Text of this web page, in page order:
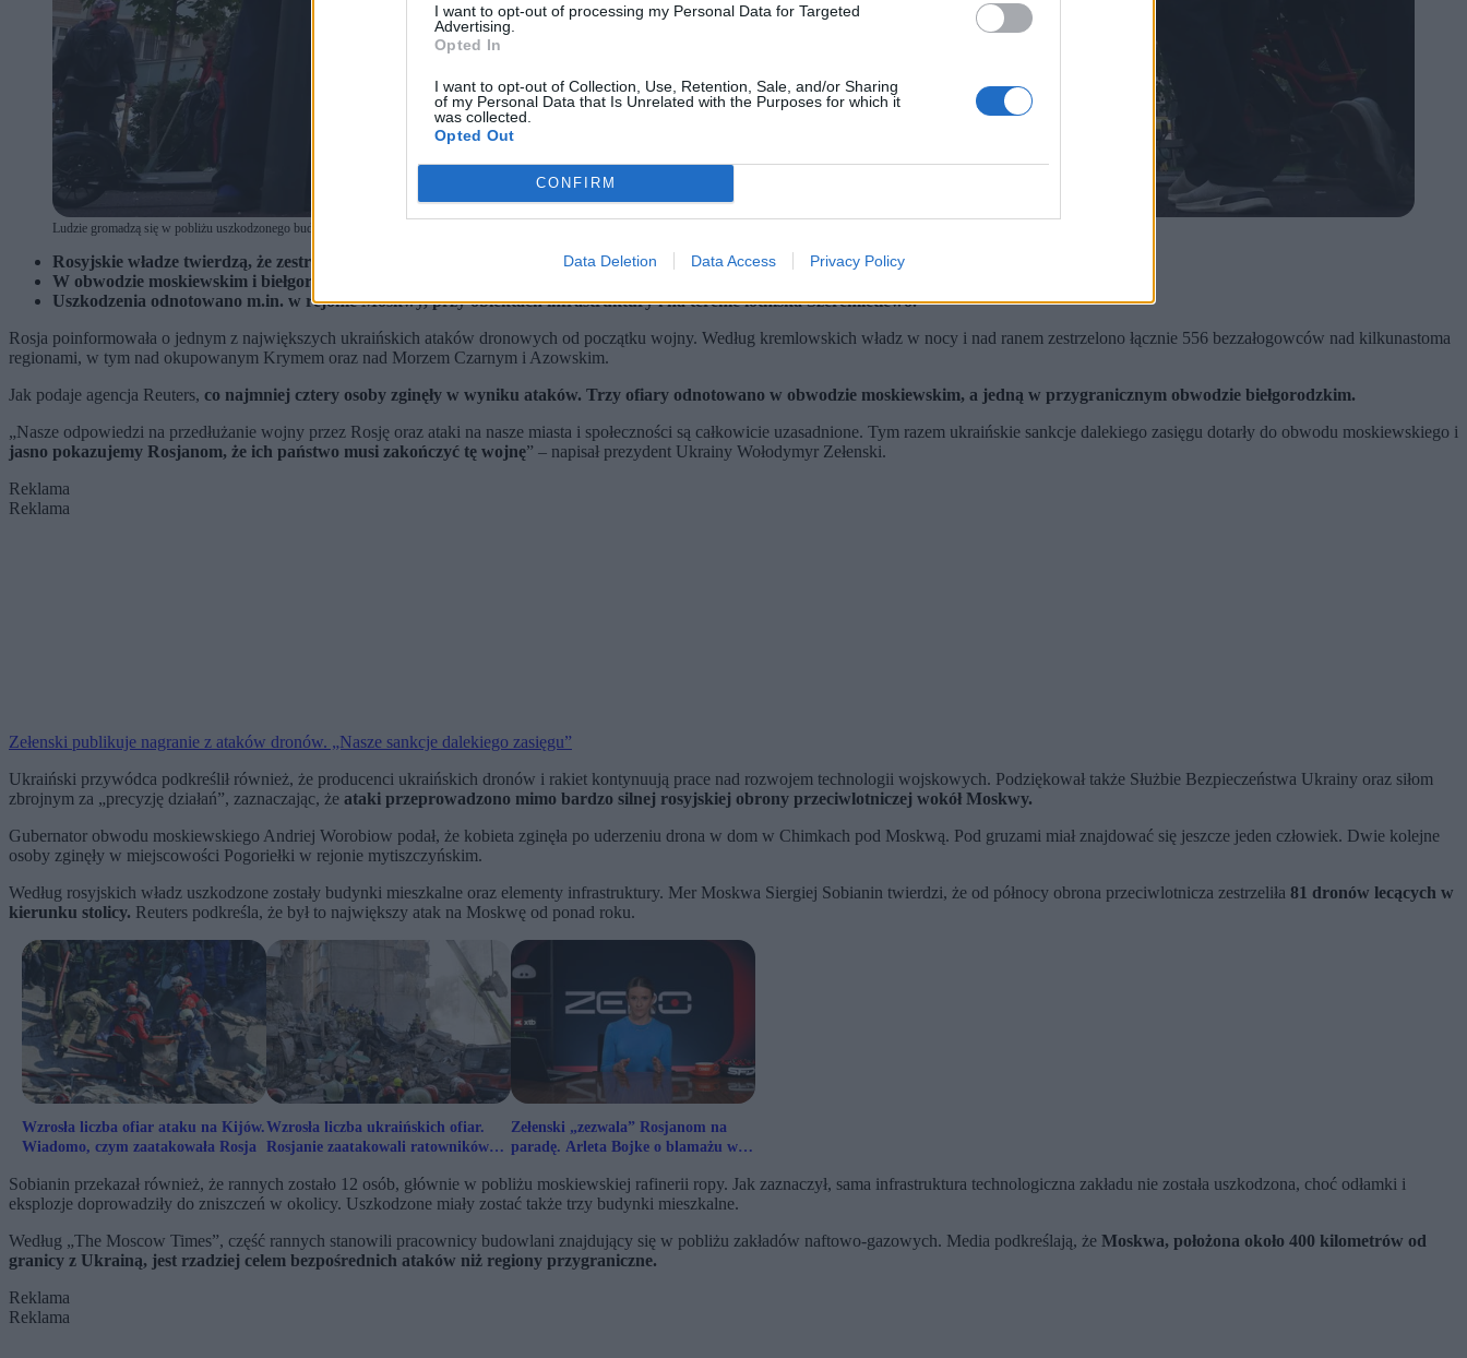
I want to opt-out of processing my Personal Data for Targeted
Advertising.
Opted In
I want to opt-out of Collection, Use, Retention, Sale, and/or Sharing
of my Personal Data that Is Unrelated with the Purposes for which it
was collected.
Opted Out
CONFIRM
Data Deletion Data Access Privacy Policy
Ludzie gromadzą się w pobliżu uszkodzonego budynku mieszkalnego po ataku dronów pod Moskwą. (fot. MAXIM SHIPENKOV / PAP / EPA)
Rosyjskie władze twierdzą, że zestrzeliły 556 ukraińskich dronów podczas jednego z największych ataków od początku wojny.
W obwodzie moskiewskim i biełgorodzkim zginęły co najmniej cztery osoby, a kilkanaście zostało rannych.
Uszkodzenia odnotowano m.in. w rejonie Moskwy, przy obiektach infrastruktury i na terenie lotniska Szeremietiewo.
Rosja poinformowała o jednym z największych ukraińskich ataków dronowych od początku wojny. Według kremlowskich władz w nocy i nad ranem zestrzelono łącznie 556 bezzałogowców nad kilkunastoma
regionami, w tym nad okupowanym Krymem oraz nad Morzem Czarnym i Azowskim.
Jak podaje agencja Reuters, co najmniej cztery osoby zginęły w wyniku ataków. Trzy ofiary odnotowano w obwodzie moskiewskim, a jedną w przygranicznym obwodzie biełgorodzkim.
„Nasze odpowiedzi na przedłużanie wojny przez Rosję oraz ataki na nasze miasta i społeczności są całkowicie uzasadnione. Tym razem ukraińskie sankcje dalekiego zasięgu dotarły do obwodu moskiewskiego i
jasno pokazujemy Rosjanom, że ich państwo musi zakończyć tę wojnę” – napisał prezydent Ukrainy Wołodymyr Zełenski.
Reklama
Reklama
Zełenski publikuje nagranie z ataków dronów. „Nasze sankcje dalekiego zasięgu”
Ukraiński przywódca podkreślił również, że producenci ukraińskich dronów i rakiet kontynuują prace nad rozwojem technologii wojskowych. Podziękował także Służbie Bezpieczeństwa Ukrainy oraz siłom
zbrojnym za „precyzję działań”, zaznaczając, że ataki przeprowadzono mimo bardzo silnej rosyjskiej obrony przeciwlotniczej wokół Moskwy.
Gubernator obwodu moskiewskiego Andriej Worobiow podał, że kobieta zginęła po uderzeniu drona w dom w Chimkach pod Moskwą. Pod gruzami miał znajdować się jeszcze jeden człowiek. Dwie kolejne
osoby zginęły w miejscowości Pogoriełki w rejonie mytiszczyńskim.
Według rosyjskich władz uszkodzone zostały budynki mieszkalne oraz elementy infrastruktury. Mer Moskwa Siergiej Sobianin twierdzi, że od północy obrona przeciwlotnicza zestrzeliła 81 dronów lecących w
kierunku stolicy. Reuters podkreśla, że był to największy atak na Moskwę od ponad roku.
Wzrosła liczba ofiar ataku na Kijów.
Wiadomo, czym zaatakowała Rosja
Wzrosła liczba ukraińskich ofiar.
Rosjanie zaatakowali ratowników
Zełenski „zezwala” Rosjanom na
paradę. Arleta Bojke o blamażu w
Sobianin przekazał również, że rannych zostało 12 osób, głównie w pobliżu moskiewskiej rafinerii ropy. Jak zaznaczył, sama infrastruktura technologiczna zakładu nie została uszkodzona, choć odłamki i
eksplozje doprowadziły do zniszczeń w okolicy. Uszkodzone miały zostać także trzy budynki mieszkalne.
Według „The Moscow Times”, część rannych stanowili pracownicy budowlani znajdujący się w pobliżu zakładów naftowo-gazowych. Media podkreślają, że Moskwa, położona około 400 kilometrów od
granicy z Ukrainą, jest rzadziej celem bezpośrednich ataków niż regiony przygraniczne.
Reklama
Reklama